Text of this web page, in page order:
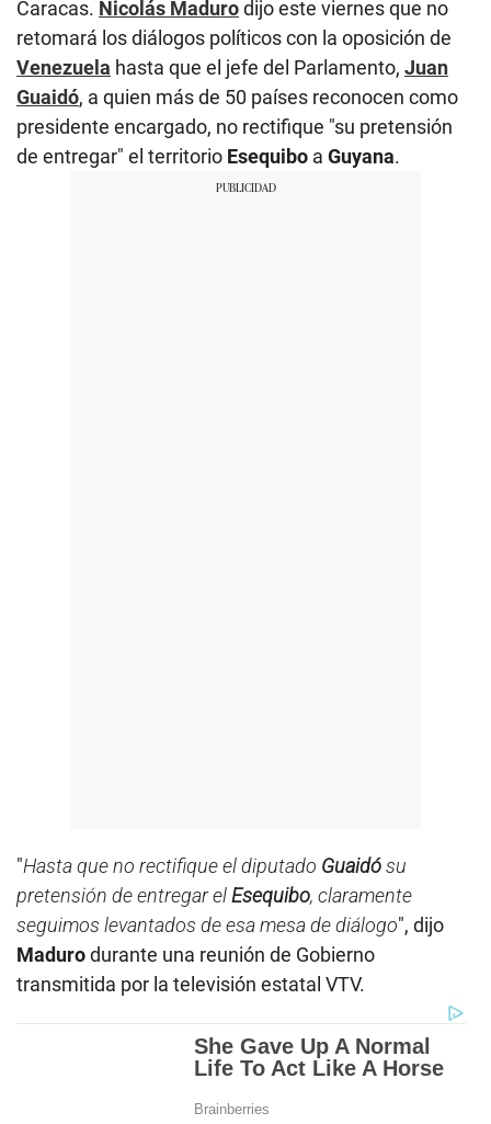
Caracas. Nicolás Madurodijo este viernes que no
retomará los diálogos políticos con la oposición de
Venezuela hasta que el jefe del Parlamento, Juan
Guaidó, a quien más de 50 países reconocen como
presidente encargado, no rectifique "su pretensión
de entregar" el territorio Esequibo a Guyana.
"Hasta que no rectifique el diputado Guaidósu
pretensión de entregar elEsequibo, claramente
seguimos levantados de esa mesa de diálogo", dijo
Madurodurante una reunión de Gobierno
transmitida por la televisión estatal VTV.